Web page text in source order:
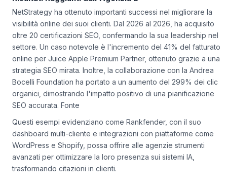
NetStrategy ha ottenuto importanti successi nel migliorare la
visibilità online dei suoi clienti. Dal 2026 al 2026, ha acquisito
oltre 20 certificazioni SEO, confermando la sua leadership nel
settore. Un caso notevole è l'incremento del 41% del fatturato
online per Juice Apple Premium Partner, ottenuto grazie a una
strategia SEO mirata. Inoltre, la collaborazione con la Andrea
Bocelli Foundation ha portato a un aumento del 299% dei clic
organici, dimostrando l'impatto positivo di una pianificazione
SEO accurata. Fonte
Questi esempi evidenziano come Rankfender, con il suo
dashboard multi-cliente e integrazioni con piattaforme come
WordPress e Shopify, possa offrire alle agenzie strumenti
avanzati per ottimizzare la loro presenza sui sistemi IA,
trasformando citazioni in clienti.